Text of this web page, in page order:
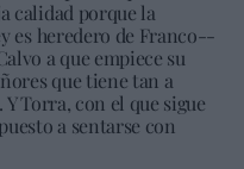
calidad porque la
es heredero de Franco--
a que empiece su
que tiene tan a
Torra, con el que sigue
a sentarse con